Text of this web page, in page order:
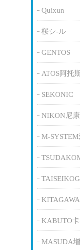
Quixun
桜シ-ル
GENTOS
ATOS阿托
SEKONIC
NIKON尼康
M-
KABUTO
MASUDA